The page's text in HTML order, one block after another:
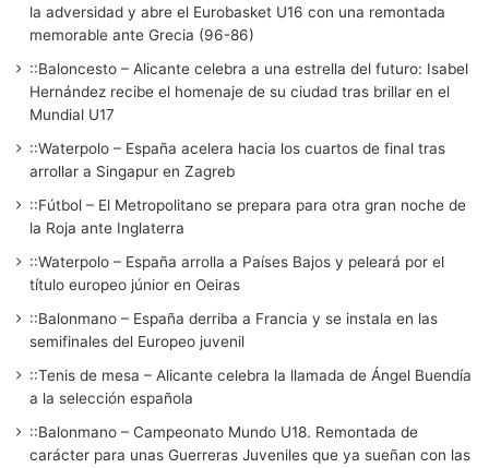
la adversidad y abre el Eurobasket U16 con una remontada
memorable ante Grecia (96-86)
::Baloncesto – Alicante celebra a una estrella del futuro: Isabel
Hernández recibe el homenaje de su ciudad tras brillar en el
Mundial U17
::Waterpolo – España acelera hacia los cuartos de final tras
arrollar a Singapur en Zagreb
::Fútbol – El Metropolitano se prepara para otra gran noche de
la Roja ante Inglaterra
::Waterpolo – España arrolla a Países Bajos y peleará por el
título europeo júnior en Oeiras
::Balonmano – España derriba a Francia y se instala en las
semifinales del Europeo juvenil
::Tenis de mesa – Alicante celebra la llamada de Ángel Buendía
a la selección española
::Balonmano – Campeonato Mundo U18. Remontada de
carácter para unas Guerreras Juveniles que ya sueñan con las